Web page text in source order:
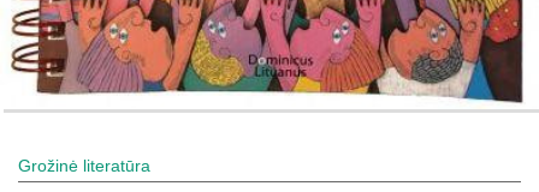
Grožinė literatūra